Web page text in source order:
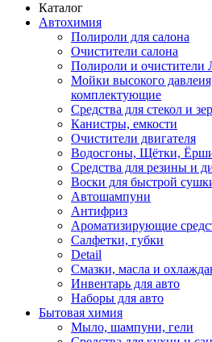
Каталог
Автохимия
Полироли для салона
Очистители салона
Полироли и
Мойки высокого
комплектующие
Средства для стекол и
Канистры, емкости
Очистители двигателя
Водосгоны, Щётки,
Средства для резины и
Воски для быстрой
Автошампуни
Антифриз
Ароматизирующие
Салфетки, губки
Detail
Смазки, масла и
Инвентарь для авто
Наборы для авто
Бытовая химия
Мыло, шампуни, гели